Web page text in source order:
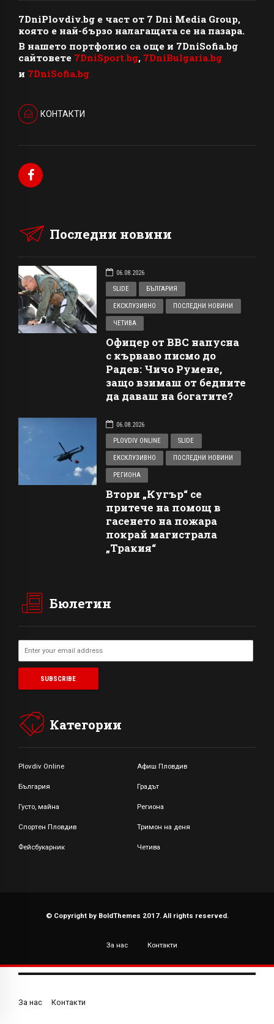
7DniPlovdiv.bg e част от 7 Dni Media Group,
която е най-бързо налагащата се на пазара.
В нашето портфолио са още и 7DniSofia.bg
сайтовете 7DniSport.bg, 7DniBulgaria.bg
и 7DniSofia.bg
КОНТАКТИ
Последни новини
06.08.2026
SLIDE
БЪЛГАРИЯ
ЕКСКЛУЗИВНО ПОСЛЕДНИ НОВИНИ
ЧЕТИВА
Офицер от ВВС напусна
с кърваво писмо до
Радев: Чичо Румене,
защо взимаш от бедните
да даваш на богатите?
06.08.2026
PLOVDIV ONLINE
SLIDE
ЕКСКЛУЗИВНО ПОСЛЕДНИ НОВИНИ
РЕГИОНА
Втори „Кугър“ се
притече на помощ в
гасенето на пожара
покрай магистрала
„Тракия“
Бюлетин
Категории
Plovdiv Online Афиш Пловдив
България Градът
Густо, майна Региона
Спортен Пловдив Тримон на деня
Фейсбукарник Четива
© Copyright by BoldThemes 2017. All rights reserved.
За нас Контакти
За нас Контакти